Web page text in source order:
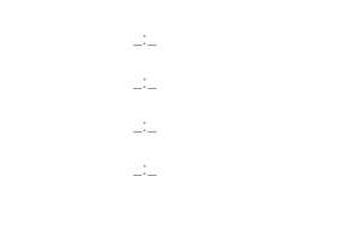
_:_
_:_
_:_
_:_